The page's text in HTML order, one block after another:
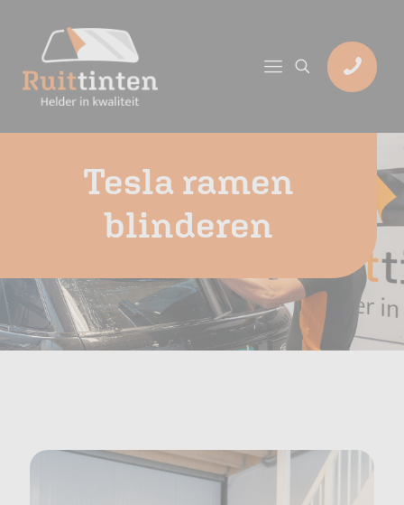
Tesla ramen
blinderen